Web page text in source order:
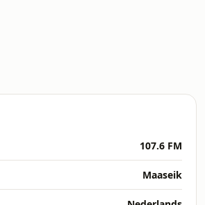
107.6 FM
Maaseik